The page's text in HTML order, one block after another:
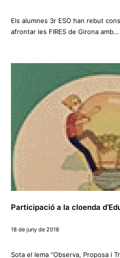
Els alumnes 3r ESO han rebut
afrontar les FIRES de Girona amb…
Participació a la cloenda
18 de juny de 2018
Sota el lema “Observa, Proposa i